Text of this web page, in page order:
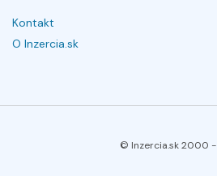
Kontakt
O Inzercia.sk
© Inzercia.sk 2000 -